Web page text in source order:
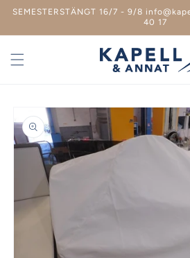
vidare
innehåll
SEMESTERSTÄNGT 16/7 - 9/8
40 17
vidare till